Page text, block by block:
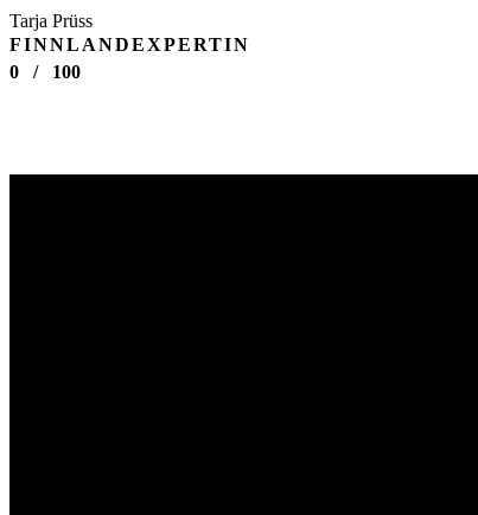
Tarja Prüss
FINNLANDEXPERTIN
0
/ 100